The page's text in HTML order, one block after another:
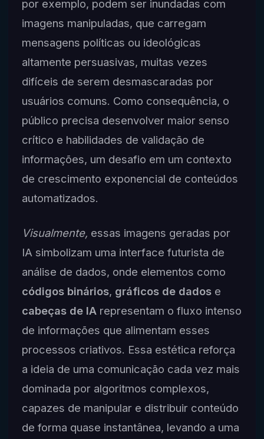
por exemplo, podem ser inundadas com
imagens manipuladas, que carregam
mensagens políticas ou ideológicas
altamente persuasivas, muitas vezes
difíceis de serem desmascaradas por
usuários comuns. Como consequência, o
público precisa desenvolver maior senso
crítico e habilidades de validação de
informações, um desafio em um contexto
de crescimento exponencial de conteúdos
automatizados.
Visualmente, essas imagens geradas por
IA simbolizam uma interface futurista de
análise de dados, onde elementos como
códigos binários, gráficos de dadose
cabeças de IArepresentam o fluxo intenso
de informações que alimentam esses
processos criativos. Essa estética reforça
a ideia de uma comunicação cada vez mais
dominada por algoritmos complexos,
capazes de manipular e distribuir conteúdo
de forma quase instantânea, levando a uma